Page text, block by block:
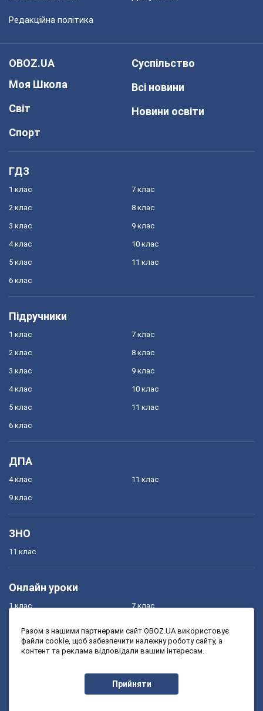
Редакційна політика
OBOZ.UA
Моя Школа
Світ
Спорт
Суспільство
Всі новини
Новини освіти
ГДЗ
1 клас
2 клас
3 клас
4 клас
5 клас
6 клас
7 клас
8 клас
9 клас
10 клас
11 клас
Підручники
1 клас
2 клас
3 клас
4 клас
5 клас
6 клас
7 клас
8 клас
9 клас
10 клас
11 клас
ДПА
4 клас
9 клас
11 клас
ЗНО
11 клас
Онлайн уроки
1 клас
3 клас
7 клас
9 клас
Разом з нашими партнерами сайт OBOZ.UA використовує
файли cookie, щоб забезпечити належну роботу сайту, а
контент та реклама відповідали вашим інтересам.
Прийняти